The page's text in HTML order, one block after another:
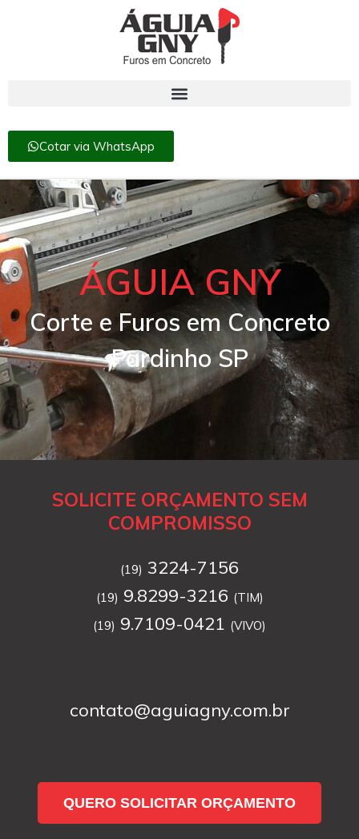
Cotar via WhatsApp
ÁGUIA GNY
Corte e Furos em Concreto
Pardinho SP
SOLICITE ORÇAMENTO SEM
COMPROMISSO
(19) 3224-7156
(19) 9.8299-3216 (TIM)
(19) 9.7109-0421 (VIVO)
contato@aguiagny.com.br
QUERO SOLICITAR ORÇAMENTO